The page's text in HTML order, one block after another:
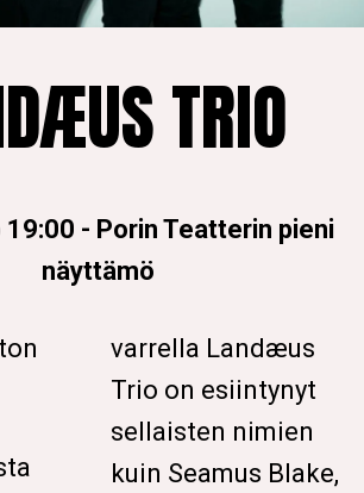
TRIO
19:00 - Porin Teatterin pieni
näyttämö
varrella Landæus
Trio on esiintynyt
sellaisten nimien
kuin Seamus Blake,